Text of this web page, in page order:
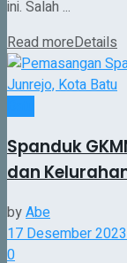
ini. Salah ...
Read moreDetails
Spanduk
dan
byAbe
17 Desember 2023
0